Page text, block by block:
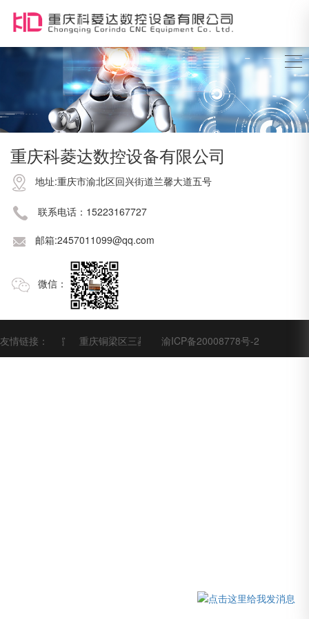
重庆科菱达数控设备有限公司
地址:重庆市渝北区回兴街道兰馨大道五号
联系电话：15223167727
邮箱:2457011099@qq.com
微信：
友情链接：
重庆系统门窗 重庆铜梁区三菱发那科西门子驱动器电机维修
渝ICP备20008778号-2